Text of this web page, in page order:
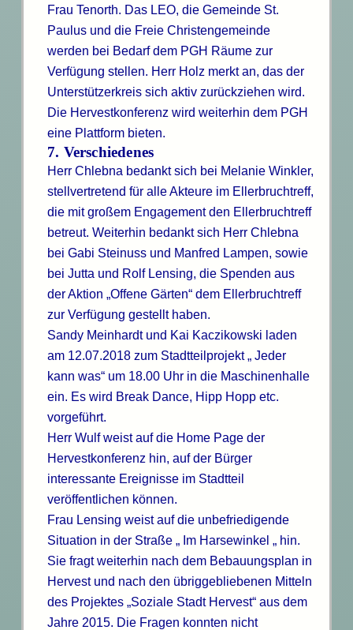
Frau Tenorth. Das LEO, die Gemeinde St.
Paulus und die Freie Christengemeinde
werden bei Bedarf dem PGH Räume zur
Verfügung stellen. Herr Holz merkt an, das der
Unterstützerkreis sich aktiv zurückziehen wird.
Die Hervestkonferenz wird weiterhin dem PGH
eine Plattform bieten.
7. Verschiedenes
Herr Chlebna bedankt sich bei Melanie Winkler,
stellvertretend für alle Akteure im Ellerbruchtreff,
die mit großem Engagement den Ellerbruchtreff
betreut. Weiterhin bedankt sich Herr Chlebna
bei Gabi Steinuss und Manfred Lampen, sowie
bei Jutta und Rolf Lensing, die Spenden aus
der Aktion „Offene Gärten“ dem Ellerbruchtreff
zur Verfügung gestellt haben.
Sandy Meinhardt und Kai Kaczikowski laden
am 12.07.2018 zum Stadtteilprojekt „ Jeder
kann was“ um 18.00 Uhr in die Maschinenhalle
ein. Es wird Break Dance, Hipp Hopp etc.
vorgeführt.
Herr Wulf weist auf die Home Page der
Hervestkonferenz hin, auf der Bürger
interessante Ereignisse im Stadtteil
veröffentlichen können.
Frau Lensing weist auf die unbefriedigende
Situation in der Straße „ Im Harsewinkel „ hin.
Sie fragt weiterhin nach dem Bebauungsplan in
Hervest und nach den übriggebliebenen Mitteln
des Projektes „Soziale Stadt Hervest“ aus dem
Jahre 2015. Die Fragen konnten nicht